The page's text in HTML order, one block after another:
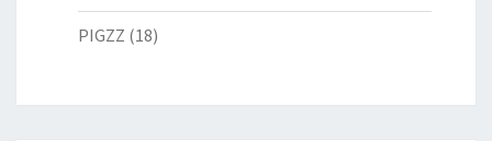
PIGZZ (18)